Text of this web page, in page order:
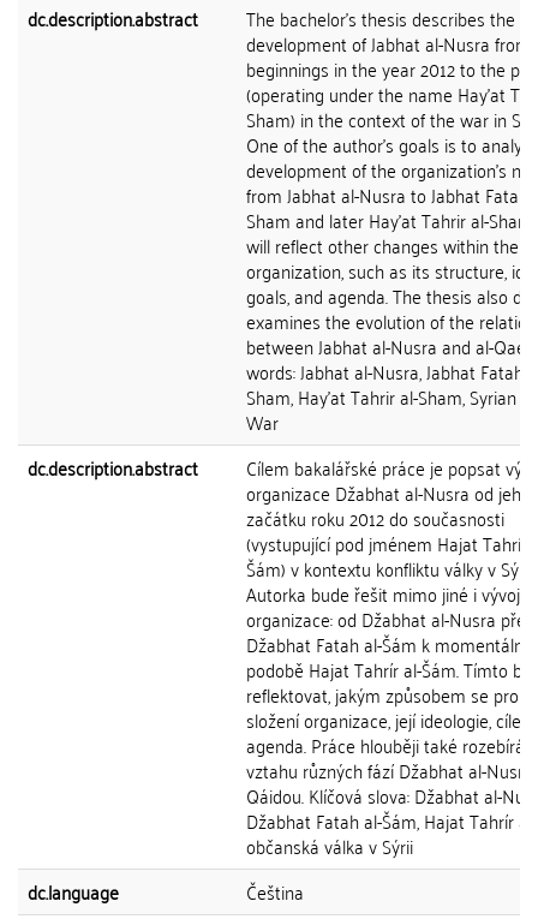
dc.description.abstract
The bachelor's thesis describes the
development of Jabhat al-Nusra from
beginnings in the year 2012 to the
(operating under the name Hay'at
Sham) in the context of the war in
One of the author's goals is to
development of the organization's
from Jabhat al-Nusra to Jabhat Fatah
Sham and later Hay'at Tahrir al-
will reflect other changes within the
organization, such as its structure,
goals, and agenda. The thesis also
examines the evolution of the
between Jabhat al-Nusra and al-
words: Jabhat al-Nusra, Jabhat Fatah
Sham, Hay'at Tahrir al-Sham, Syrian
War
dc.description.abstract
Cílem bakalářské práce je popsat
organizace Džabhat al-Nusra od jeho
začátku roku 2012 do současnosti
(vystupující pod jménem Hajat Tahrír
Šám) v kontextu konfliktu války v Sýrii.
Autorka bude řešit mimo jiné i vývoj
organizace: od Džabhat al-Nusra přes
Džabhat Fatah al-Šám k
podobě Hajat Tahrír al-Šám. Tímto
reflektovat, jakým způsobem se
složení organizace, její ideologie, cíle a
agenda. Práce hlouběji také rozebírá
vztahu různých fází Džabhat al-
Qáidou. Klíčová slova: Džabhat al-
Džabhat Fatah al-Šám, Hajat Tahrír
občanská válka v Sýrii
dc.language
Čeština